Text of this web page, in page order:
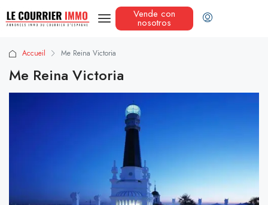
Vende con
nosotros
Accueil Me Reina Victoria
Me Reina Victoria